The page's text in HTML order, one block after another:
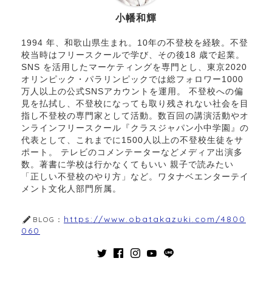
小幡和輝
1994 年、和歌山県生まれ。10年の不登校を経験。不登
校当時はフリースクールで学び、その後18 歳で起業。
SNS を活用したマーケティングを専門とし、東京2020
オリンピック・パラリンピックでは総フォロワー1000
万人以上の公式SNSアカウントを運用。 不登校への偏
見を払拭し、不登校になっても取り残されない社会を目
指し不登校の専門家として活動。数百回の講演活動やオ
ンラインフリースクール『クラスジャパン小中学園』の
代表として、これまでに1500人以上の不登校生徒をサ
ポート。 テレビのコメンテーターなどメディア出演多
数。著書に学校は行かなくてもいい 親子で読みたい
「正しい不登校のやり方」など。ワタナベエンターテイ
メント文化人部門所属。
BLOG： https://www.obatakazuki.com/4800
060